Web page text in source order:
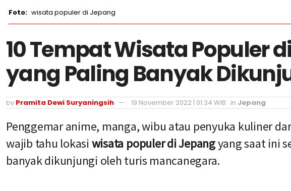
wisata populer di Jepang
10 Tempat Wisata Populer
yang Paling Banyak
by Pramita Dewi Suryaningsih 19 November 2022 | 01:34 WIB in Jepang
Penggemar anime, manga, wibu atau penyuka kuliner
wajib tahu lokasi wisata populer di Jepangyang saat ini
banyak dikunjungi oleh turis mancanegara.